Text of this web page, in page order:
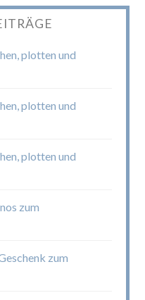
plotten und
plotten und
plotten und
zum
zum